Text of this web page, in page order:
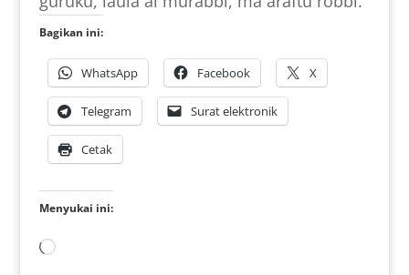
Bagikan ini:
WhatsApp Facebook X
Telegram Surat elektronik
Cetak
Menyukai ini:
Memuat...